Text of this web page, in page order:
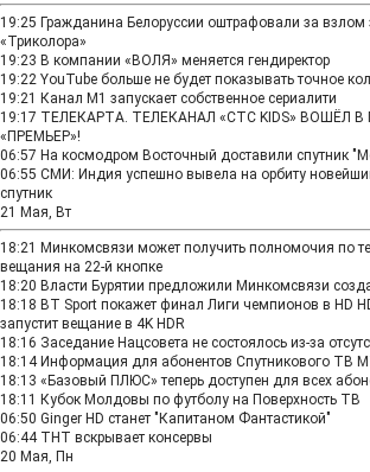
19:25 Гражданина Белоруссии оштрафовали за взлом
«Триколора»
19:23 В компании «ВОЛЯ» меняется гендиректор
19:22 YouTube больше не будет показывать точное
19:21 Канал М1 запускает собственное сериалити
19:17 ТЕЛЕКАРТА. ТЕЛЕКАНАЛ «СТС KIDS» ВОШЁЛ В
«ПРЕМЬЕР»!
06:57 На космодром Восточный доставили спутник
06:55 СМИ: Индия успешно вывела на орбиту
спутник
21 Мая, Вт
18:21 Минкомсвязи может получить полномочия по
вещания на 22-й кнопке
18:20 Власти Бурятии предложили Минкомсвязи
18:18 BT Sport покажет финал Лиги чемпионов в HD
запустит вещание в 4K HDR
18:16 Заседание Нацсовета не состоялось из-за
18:14 Информация для абонентов Спутникового ТВ
18:13 «Базовый ПЛЮС» теперь доступен для всех
18:11 Кубок Молдовы по футболу на Поверхность ТВ
06:50 Ginger HD станет "Капитаном Фантастикой"
06:44 ТНТ вскрывает консервы
20 Мая, Пн